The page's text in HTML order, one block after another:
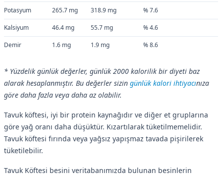
Potasyum 265.7 mg 318.9 mg % 7.6
Kalsiyum 46.4 mg 55.7 mg % 4.6
Demir 1.6 mg 1.9 mg % 8.6
* Yüzdelik günlük değerler, günlük 2000 kalorilik bir diyeti baz
alarak hesaplanmıştır. Bu değerler sizin günlük kalori ihtiyacınıza
göre daha fazla veya daha az olabilir.
Tavuk köftesi, iyi bir protein kaynağıdır ve diğer et gruplarına
göre yağ oranı daha düşüktür. Kızartılarak tüketilmemelidir.
Tavuk köftesi fırında veya yağsız yapışmaz tavada pişirilerek
tüketilebilir.
Tavuk Köftesi besini veritabanımızda bulunan besinlerin